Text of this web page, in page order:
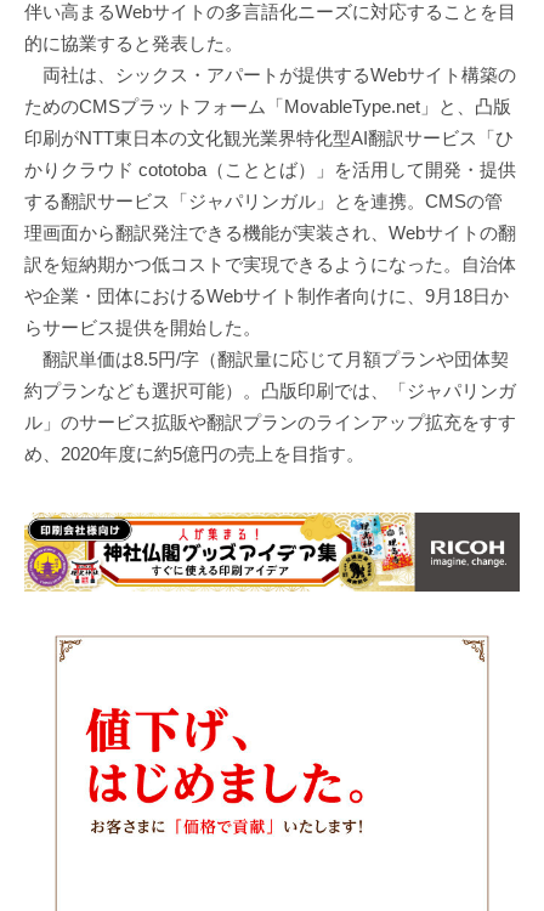
伴い高まるWebサイトの多言語化ニーズに対応することを目
的に協業すると発表した。
両社は、シックス・アパートが提供するWebサイト構築の
ためのCMSプラットフォーム「MovableType.net」と、凸版
印刷がNTT東日本の文化観光業界特化型AI翻訳サービス「ひ
かりクラウド cototoba（こととば）」を活用して開発・提供
する翻訳サービス「ジャパリンガル」とを連携。CMSの管
理画面から翻訳発注できる機能が実装され、Webサイトの翻
訳を短納期かつ低コストで実現できるようになった。自治体
や企業・団体におけるWebサイト制作者向けに、9月18日か
らサービス提供を開始した。
翻訳単価は8.5円/字（翻訳量に応じて月額プランや団体契
約プランなども選択可能）。凸版印刷では、「ジャパリンガ
ル」のサービス拡販や翻訳プランのラインアップ拡充をすす
め、2020年度に約5億円の売上を目指す。